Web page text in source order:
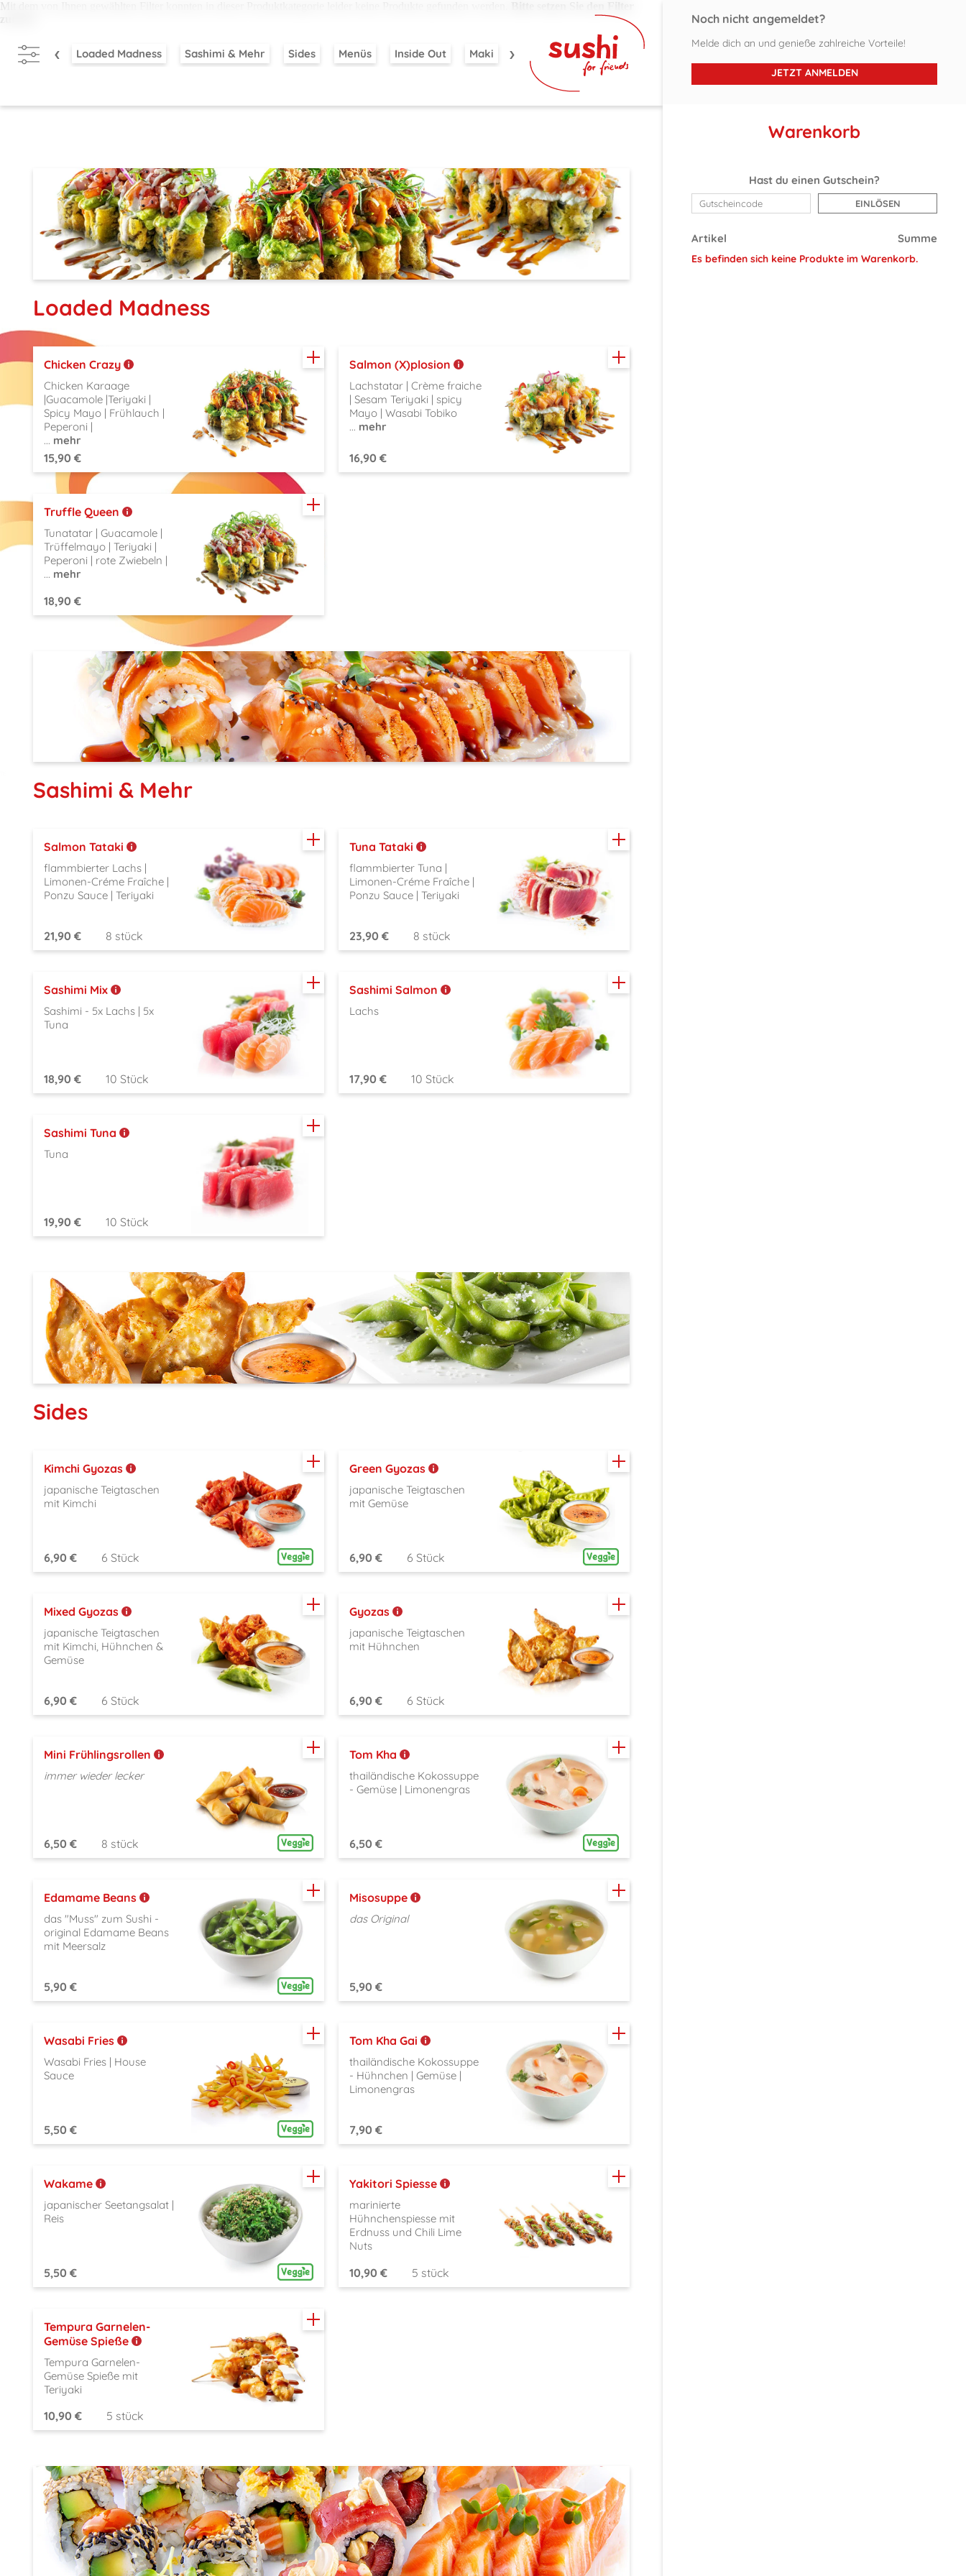
Loaded Madness Sashimi & Mehr Sides Menüs Inside Out Maki Rocket Rolls Bowls
Mit dem von Ihnen gewählten Filter konnten in dieser Produktkategorie leider keine Produkte gefunden werden.
Loaded Madness
Chicken Crazy
Chicken Karaage
|Guacamole |Teriyaki |
Spicy Mayo | Frühlauch |
Peperoni |
... mehr
15,90 €
Salmon (X)plosion
Lachstatar | Crème fraiche
| Sesam Teriyaki | spicy
Mayo | Wasabi Tobiko
... mehr
16,90 €
Truffle Queen
Tunatatar | Guacamole |
Trüffelmayo | Teriyaki |
Peperoni | rote Zwiebeln |
... mehr
18,90 €
Sashimi & Mehr
Salmon Tataki
flammbierter Lachs |
Limonen-Créme Fraîche |
Ponzu Sauce | Teriyaki
21,90 € 8 stück
Tuna Tataki
flammbierter Tuna |
Limonen-Créme Fraîche |
Ponzu Sauce | Teriyaki
23,90 € 8 stück
Sashimi Mix
Sashimi - 5x Lachs | 5x
Tuna
18,90 € 10 Stück
Sashimi Salmon
Lachs
17,90 € 10 Stück
Sashimi Tuna
Tuna
19,90 € 10 Stück
Sides
Kimchi Gyozas
japanische Teigtaschen
mit Kimchi
6,90 € 6 Stück
Green Gyozas
japanische Teigtaschen
mit Gemüse
6,90 € 6 Stück
Mixed Gyozas
japanische Teigtaschen
mit Kimchi, Hühnchen &
Gemüse
6,90 € 6 Stück
Gyozas
japanische Teigtaschen
mit Hühnchen
6,90 € 6 Stück
Mini Frühlingsrollen
immer wieder lecker
6,50 € 8 stück
Tom Kha
thailändische Kokossuppe
- Gemüse | Limonengras
6,50 €
Edamame Beans
das "Muss" zum Sushi -
original Edamame Beans
mit Meersalz
5,90 €
Misosuppe
das Original
5,90 €
Wasabi Fries
Wasabi Fries | House
Sauce
5,50 €
Tom Kha Gai
thailändische Kokossuppe
- Hühnchen | Gemüse |
Limonengras
7,90 €
Wakame
japanischer Seetangsalat |
Reis
5,50 €
Yakitori Spiesse
marinierte
Hühnchenspiesse mit
Erdnuss und Chili Lime
Nuts
10,90 € 5 stück
Tempura Garnelen-
Gemüse Spieße
Tempura Garnelen-
Gemüse Spieße mit
Teriyaki
10,90 € 5 stück
Noch nicht angemeldet?
Melde dich an und genieße zahlreiche Vorteile!
JETZT ANMELDEN
Warenkorb
Hast du einen Gutschein?
EINLÖSEN
Artikel Summe
Es befinden sich keine Produkte im Warenkorb.